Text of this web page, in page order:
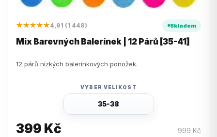
★★★★★4,91 (1 448) Skladem
Mix Barevných Balerínek | 12 Párů [35-41]
12 párů nízkých balerínkových ponožek.
VYBER VELIKOST
35-38
399 Kč 999Kč